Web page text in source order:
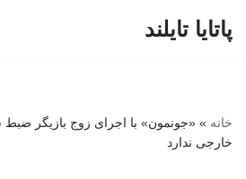
پاتایا تایلند
خانه » «جونمون» با اجرای زوج بازیگر ضبط
خارجی ندارد